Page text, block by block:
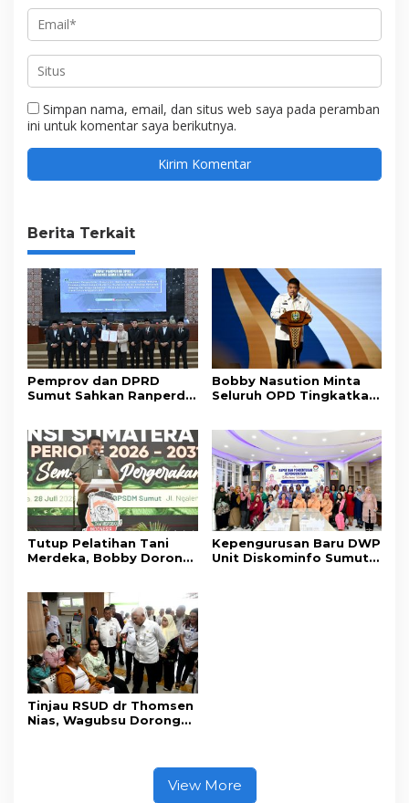
Simpan nama, email, dan situs web saya pada peramban
ini untuk komentar saya berikutnya.
Berita Terkait
Pemprov dan DPRD
Sumut Sahkan Ranperda
Bobby Nasution Minta
Seluruh OPD Tingkatkan
Tutup Pelatihan Tani
Merdeka, Bobby Dorong
Kepengurusan Baru DWP
Unit Diskominfo Sumut
Tinjau RSUD dr Thomsen
Nias, Wagubsu Dorong
View More